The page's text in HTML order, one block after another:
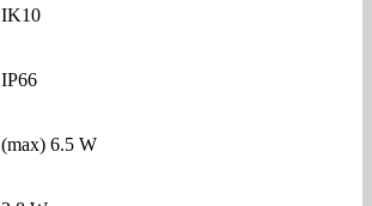
IK10
IP66
(max) 6.5 W